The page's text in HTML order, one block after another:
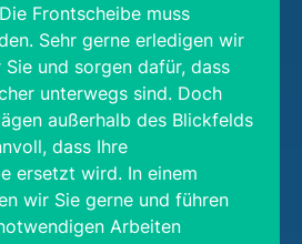
Frontscheibe muss
Sehr gerne erledigen wir
und sorgen dafür, dass
unterwegs sind. Doch
außerhalb des Blickfelds
dass Ihre
ersetzt wird. In einem
wir Sie gerne und führen
Arbeiten